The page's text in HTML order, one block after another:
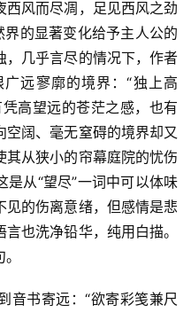
西风而尽凋，足见西风之劲
界的显著变化给予主人公的
，几乎言尽的情况下，作者
远寥廓的境界：“独上高
高望远的苍茫之感，也有
阔、毫无窒碍的境界却又
从狭小的帘幕庭院的忧伤
从“望尽”一词中可以体味
见的伤离意绪，但感情是悲
也洗净铅华，纯用白描。
音书寄远：“欲寄彩笺兼尺